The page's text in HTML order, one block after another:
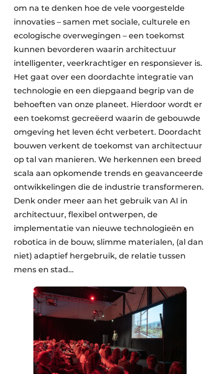
om na te denken hoe de vele voorgestelde
innovaties – samen met sociale, culturele en
ecologische overwegingen – een toekomst
kunnen bevorderen waarin architectuur
intelligenter, veerkrachtiger en responsiever is.
Het gaat over een doordachte integratie van
technologie en een diepgaand begrip van de
behoeften van onze planeet. Hierdoor wordt er
een toekomst gecreëerd waarin de gebouwde
omgeving het leven écht verbetert. Doordacht
bouwen verkent de toekomst van architectuur
op tal van manieren. We herkennen een breed
scala aan opkomende trends en geavanceerde
ontwikkelingen die de industrie transformeren.
Denk onder meer aan het gebruik van AI in
architectuur, flexibel ontwerpen, de
implementatie van nieuwe technologieën en
robotica in de bouw, slimme materialen, (al dan
niet) adaptief hergebruik, de relatie tussen
mens en stad…